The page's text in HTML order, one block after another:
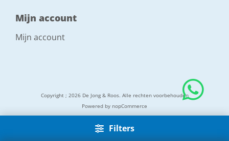
Filters
Mijn account
Mijn account
Copyright ; 2026 De Jong & Roos. Alle rechten voorbehouden
Powered by nopCommerce